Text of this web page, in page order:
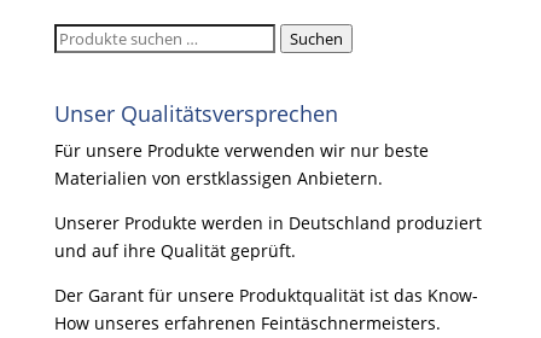
Suchen
Suchen
Unser Qualitätsversprechen
Für unsere Produkte verwenden wir nur beste
Materialien von erstklassigen Anbietern.
Unserer Produkte werden in Deutschland produziert
und auf ihre Qualität geprüft.
Der Garant für unsere Produktqualität ist das Know-
How unseres erfahrenen Feintäschnermeisters.